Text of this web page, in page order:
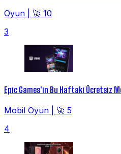
Oyun
🚀 10
3
Epic Games'in Bu Haftaki Ücretsiz
Mobil Oyun
🚀 5
4